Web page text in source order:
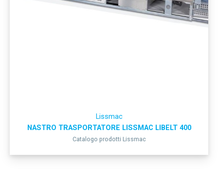
Lissmac
NASTRO TRASPORTATORE LISSMAC LIBELT 400
Catalogo prodotti Lissmac